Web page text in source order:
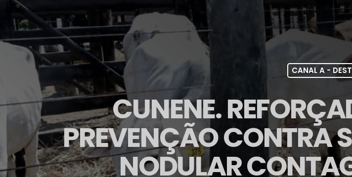
CANAL A -
CUNENE.
PREVENÇÃO CONTRA
NODULAR